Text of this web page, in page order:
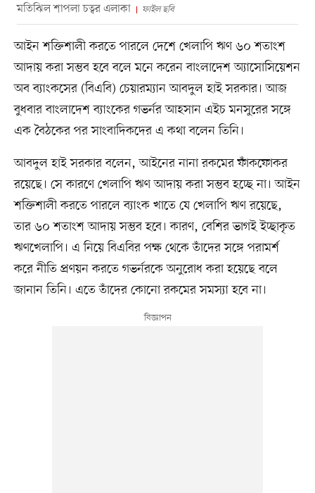
মতিঝিল শাপলা চত্বর এলাকা ফাইল ছবি
আইন শক্তিশালী করতে পারলে দেশে খেলাপি ঋণ ৬০ শতাংশ
আদায় করা সম্ভব হবে বলে মনে করেন বাংলাদেশ অ্যাসোসিয়েশন
অব ব্যাংকসের (বিএবি) চেয়ারম্যান আবদুল হাই সরকার। আজ
বুধবার বাংলাদেশ ব্যাংকের গভর্নর আহসান এইচ মনসুরের সঙ্গে
এক বৈঠকের পর সাংবাদিকদের এ কথা বলেন তিনি।
আবদুল হাই সরকার বলেন, আইনের নানা রকমের ফাঁকফোকর
রয়েছে। সে কারণে খেলাপি ঋণ আদায় করা সম্ভব হচ্ছে না। আইন
শক্তিশালী করতে পারলে ব্যাংক খাতে যে খেলাপি ঋণ রয়েছে,
তার ৬০ শতাংশ আদায় সম্ভব হবে। কারণ, বেশির ভাগই ইচ্ছাকৃত
ঋণখেলাপি। এ নিয়ে বিএবির পক্ষ থেকে তাঁদের সঙ্গে পরামর্শ
করে নীতি প্রণয়ন করতে গভর্নরকে অনুরোধ করা হয়েছে বলে
জানান তিনি। এতে তাঁদের কোনো রকমের সমস্যা হবে না।